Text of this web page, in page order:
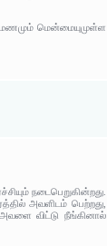
மென்மையுமுள்ள
நடைபெறுகின்றது.
அவளிடம் பெற்றது,
விட்டு நீங்கினால்